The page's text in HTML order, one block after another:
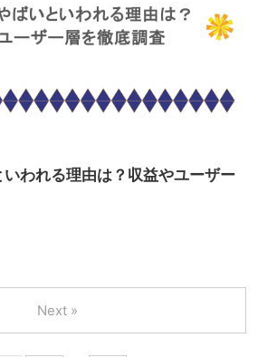
われる理由は？収益やユーザー
Next »